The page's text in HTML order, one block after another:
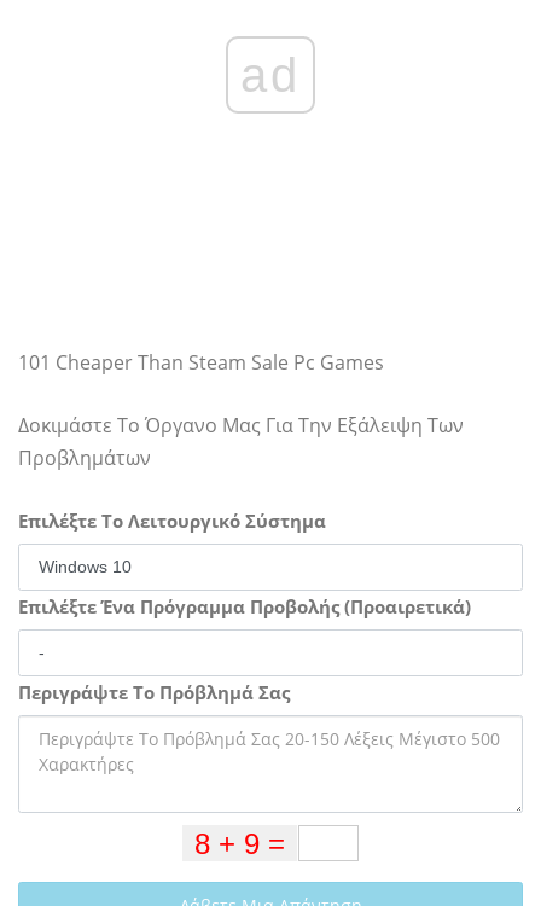
ad
101 Cheaper Than Steam Sale Pc Games
Δοκιμάστε Το Όργανο Μας Για Την Εξάλειψη Των
Προβλημάτων
Επιλέξτε Το Λειτουργικό Σύστημα
Επιλέξτε Ένα Πρόγραμμα Προβολής (Προαιρετικά)
Περιγράψτε Το Πρόβλημά Σας